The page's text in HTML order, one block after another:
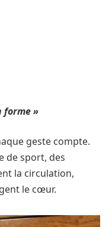
forme »
geste compte.
de sport, des
la circulation,
le cœur.